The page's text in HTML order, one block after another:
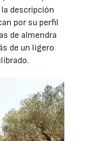
descripción
por su perfil
de almendra
de un ligero